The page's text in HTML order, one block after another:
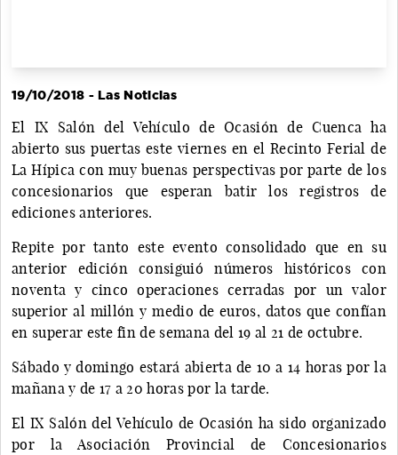
19/10/2018 - Las Noticias
El IX Salón del Vehículo de Ocasión de Cuenca ha
abierto sus puertas este viernes en el Recinto Ferial de
La Hípica con muy buenas perspectivas por parte de los
concesionarios que esperan batir los registros de
ediciones anteriores.
Repite por tanto este evento consolidado que en su
anterior edición consiguió números históricos con
noventa y cinco operaciones cerradas por un valor
superior al millón y medio de euros, datos que confían
en superar este fin de semana del 19 al 21 de octubre.
Sábado y domingo estará abierta de 10 a 14 horas por la
mañana y de 17 a 20 horas por la tarde.
El IX Salón del Vehículo de Ocasión ha sido organizado
por la Asociación Provincial de Concesionarios